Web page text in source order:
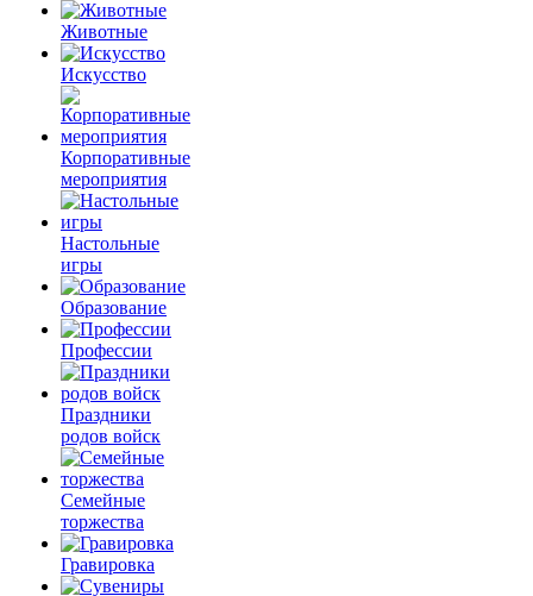
Животные
Искусство
Корпоративные
мероприятия
Настольные
игры
Образование
Профессии
Праздники
родов войск
Семейные
торжества
Гравировка